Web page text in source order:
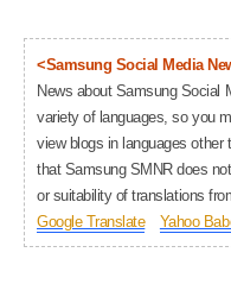
<Samsung Social Media
News about Samsung Social
variety of languages, so you
view blogs in languages other
that Samsung SMNR does
or suitability of translations
Google Translate
Yahoo